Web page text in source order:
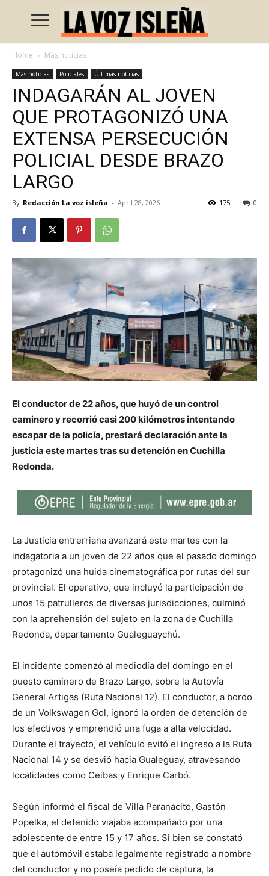
Home Más noticias
Más noticias Policiales Últimas noticias
INDAGARÁN AL JOVEN
QUE PROTAGONIZÓ UNA
EXTENSA PERSECUCIÓN
POLICIAL DESDE BRAZO
LARGO
By Redacción La voz isleña - April 28, 2026 0
175
El conductor de 22 años, que huyó de un control
caminero y recorrió casi 200 kilómetros intentando
escapar de la policía, prestará declaración ante la
justicia este martes tras su detención en Cuchilla
Redonda.
La Justicia entrerriana avanzará este martes con la
indagatoria a un joven de 22 años que el pasado domingo
protagonizó una huida cinematográfica por rutas del sur
provincial. El operativo, que incluyó la participación de
unos 15 patrulleros de diversas jurisdicciones, culminó
con la aprehensión del sujeto en la zona de Cuchilla
Redonda, departamento Gualeguaychú.
El incidente comenzó al mediodía del domingo en el
puesto caminero de Brazo Largo, sobre la Autovía
General Artigas (Ruta Nacional 12). El conductor, a bordo
de un Volkswagen Gol, ignoró la orden de detención de
los efectivos y emprendió una fuga a alta velocidad.
Durante el trayecto, el vehículo evitó el ingreso a la Ruta
Nacional 14 y se desvió hacia Gualeguay, atravesando
localidades como Ceibas y Enrique Carbó.
Según informó el fiscal de Villa Paranacito, Gastón
Popelka, el detenido viajaba acompañado por una
adolescente de entre 15 y 17 años. Si bien se constató
que el automóvil estaba legalmente registrado a nombre
del conductor y no poseía pedido de captura, la